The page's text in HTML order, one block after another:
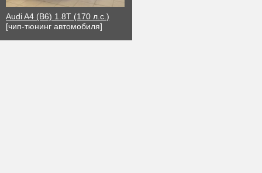
Audi A4 (B6) 1.8T (170 л.с.)
[чип-тюнинг автомобиля]